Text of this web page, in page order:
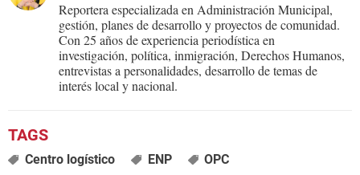
Reportera especializada en Administración Municipal,
gestión, planes de desarrollo y proyectos de comunidad.
Con 25 años de experiencia periodística en
investigación, política, inmigración, Derechos Humanos,
entrevistas a personalidades, desarrollo de temas de
interés local y nacional.
Centro logístico ENP
OPC